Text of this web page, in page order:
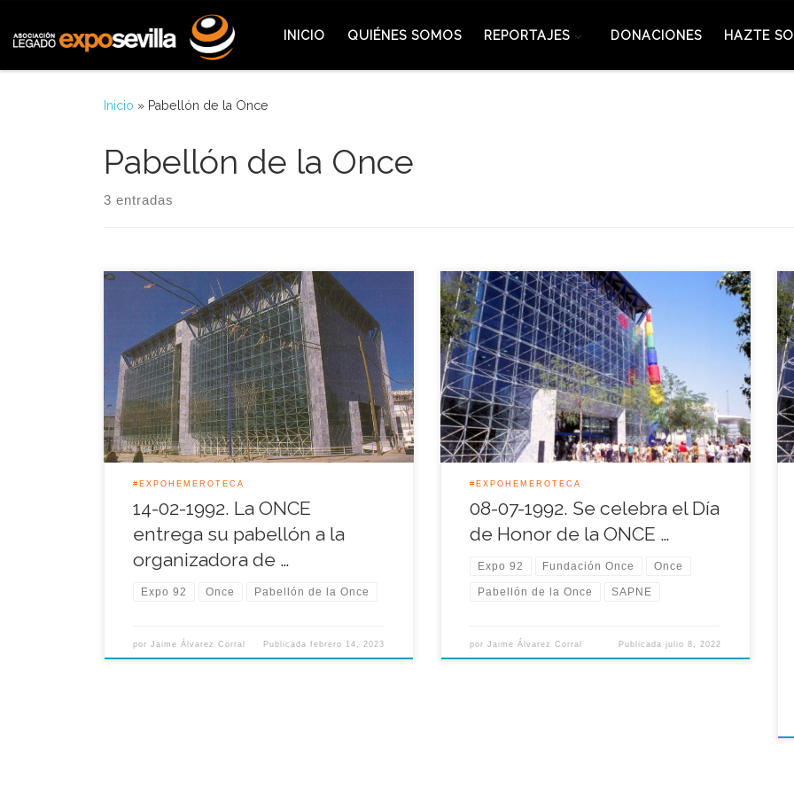
INICIO QUIÉNES SOMOS REPORTAJES DONACIONES HAZTE
Inicio » Pabellón de la Once
Pabellón de la Once
3 entradas
El presidente de la fundación y vicepresidente del
consejo general de la ONCE, José María Arroyo,
hizo entrega aquella jornada al comisario de la
Expo del pabellón construido por esta
organización en el recinto. La ONCE invirtió dos
mil millones de las antiguas pesetas en su
participación en la Muestra […]
#EXPOHEMEROTECA
14-02-1992. La ONCE
entrega su pabellón a la
organizadora de …
Expo 92 Once Pabellón de la Once
porJaime Álvarez Corral Publicada febrero 14, 2023
La Organización Nacional de Ciegos (Once)
celebró aquella jornada su Día de Honor en la
Expo 92, presidido por el presidente del Consejo
General y del Patronado de la Fundación Once,
José María Arroyo y el director general, Miguel
Durán. La Once había invertido dos mil millones
de las antiguas […]
#EXPOHEMEROTECA
08-07-1992. Se celebra el Día
de Honor de la ONCE …
Expo 92 Fundación Once Once
Pabellón de la Once SAPNE
porJaime Álvarez Corral Publicada julio 8, 2022